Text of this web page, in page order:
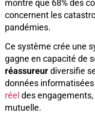
montre que 68% des
concernent les
pandémies.
Ce système crée une
gagne en capacité de
réassureurdiversifie
données
réel des
mutuelle.